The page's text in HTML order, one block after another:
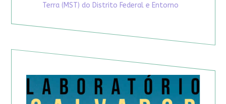
Terra (MST) do Distrito Federal e Entorno